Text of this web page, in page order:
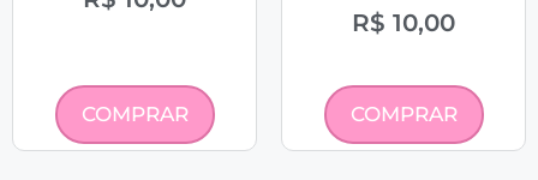
COMPRAR
R$ 10,00
COMPRAR